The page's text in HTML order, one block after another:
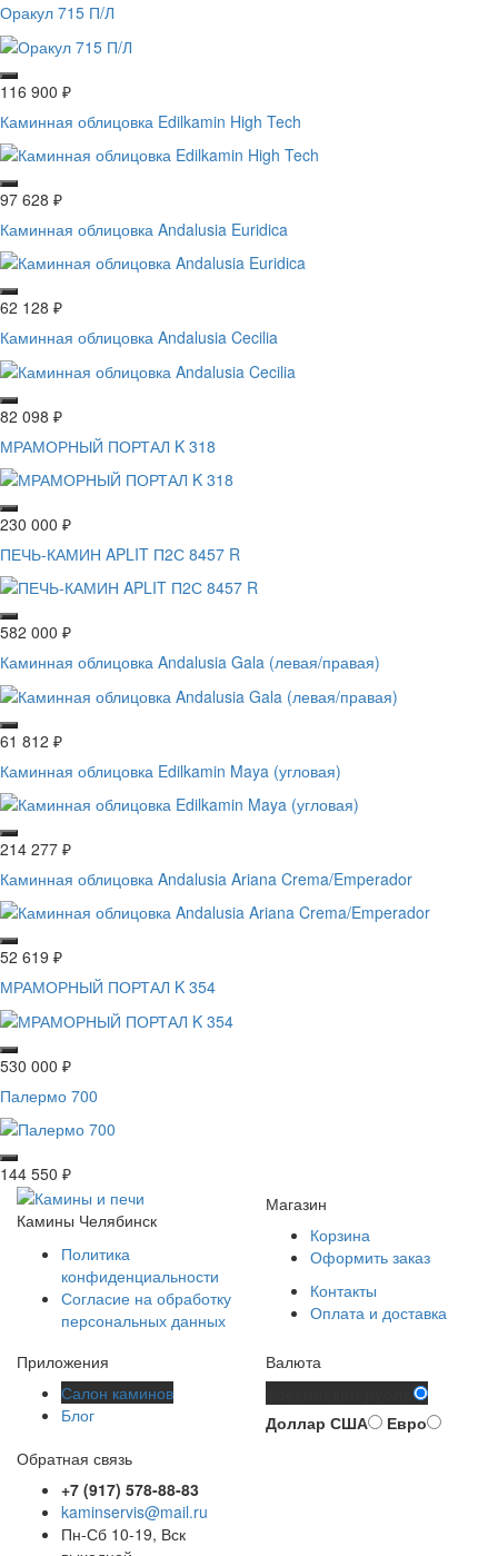
Оракул 715 П/Л
116 900 ₽
Каминная облицовка Edilkamin High Tech
97 628 ₽
Каминная облицовка Andalusia Euridica
62 128 ₽
Каминная облицовка Andalusia Cecilia
82 098 ₽
МРАМОРНЫЙ ПОРТАЛ K 318
230 000 ₽
ПЕЧЬ-КАМИН APLIT П2С 8457 R
582 000 ₽
Каминная облицовка Andalusia Gala (левая/правая)
61 812 ₽
Каминная облицовка Edilkamin Maya (угловая)
214 277 ₽
Каминная облицовка Andalusia Ariana Crema/Emperador
52 619 ₽
МРАМОРНЫЙ ПОРТАЛ K 354
530 000 ₽
Палермо 700
144 550 ₽
Камины Челябинск
Политика
конфиденциальности
Согласие на обработку
персональных данных
Магазин
Корзина
Оформить заказ
Контакты
Оплата и доставка
Приложения
Салон каминов
Блог
Валюта
Доллар США
Евро
Обратная связь
+7 (917) 578-88-83
kaminservis@mail.ru
Пн-Сб 10-19, Вск